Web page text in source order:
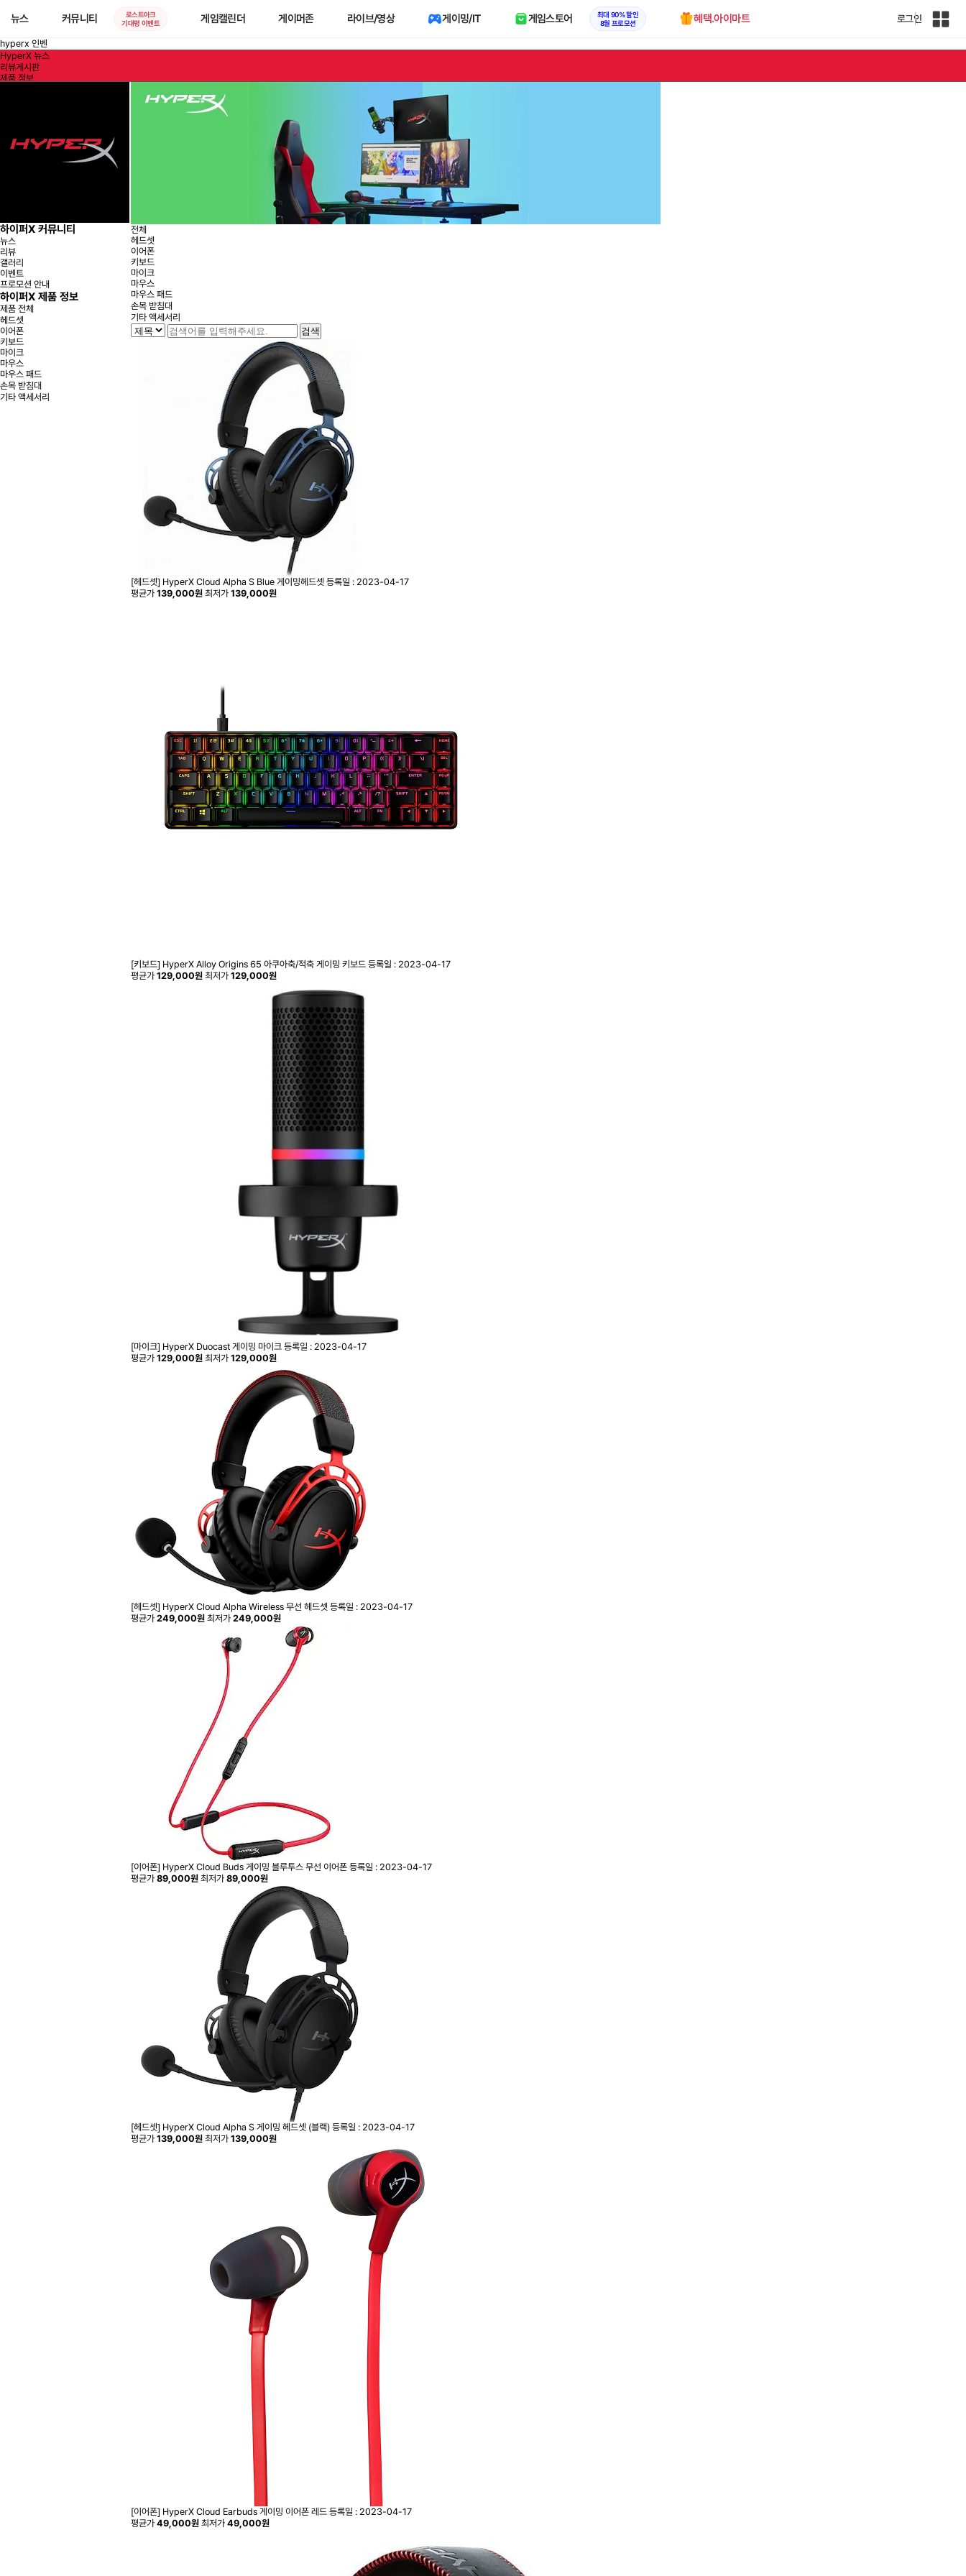
뉴스 커뮤니티
로스트아크
기대평 이벤트
게임캘린더 게이머존 라이브/영상 게이밍/IT 게임스토어
최대 90% 할인
8월 프로모션
혜택.아이마트 로그인
인
전
hyperx 인벤
HyperX 뉴스
리뷰게시판
제품 정보
하이퍼X 커뮤니티
뉴스
리뷰
갤러리
이벤트
프로모션 안내
하이퍼X 제품 정보
제품 전체
헤드셋
이어폰
키보드
마이크
마우스
마우스 패드
손목 받침대
기타 액세서리
전체
헤드셋
이어폰
키보드
마이크
마우스
마우스 패드
손목 받침대
기타 액세서리
[헤드셋] HyperX Cloud Alpha S Blue 게이밍헤드셋 등록일 : 2023-04-17
평균가 139,000원 최저가 139,000원
[키보드] HyperX Alloy Origins 65 아쿠아축/적축 게이밍 키보드 등록일 : 2023-04-17
평균가 129,000원 최저가 129,000원
[마이크] HyperX Duocast 게이밍 마이크 등록일 : 2023-04-17
평균가 129,000원 최저가 129,000원
[헤드셋] HyperX Cloud Alpha Wireless 무선 헤드셋 등록일 : 2023-04-17
평균가 249,000원 최저가 249,000원
[이어폰] HyperX Cloud Buds 게이밍 블루투스 무선 이어폰 등록일 : 2023-04-17
평균가 89,000원 최저가 89,000원
[헤드셋] HyperX Cloud Alpha S 게이밍 헤드셋 (블랙) 등록일 : 2023-04-17
평균가 139,000원 최저가 139,000원
[이어폰] HyperX Cloud Earbuds 게이밍 이어폰 레드 등록일 : 2023-04-17
평균가 49,000원 최저가 49,000원